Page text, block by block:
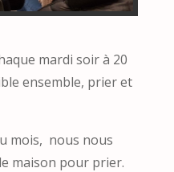
mardi soir à 20
ensemble, prier et
mois, nous nous
maison pour prier.